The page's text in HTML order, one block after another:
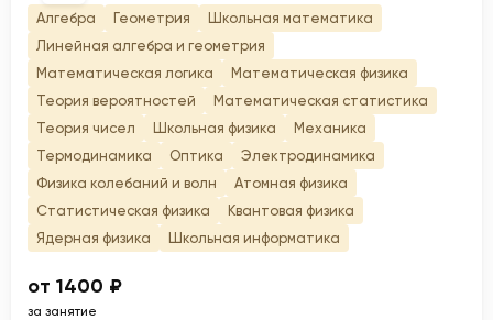
Алгебра Геометрия
Школьная математика
Линейная алгебра и геометрия
Математическая логика
Математическая физика
Теория вероятностей
Математическая статистика
Теория чисел
Школьная физика
Механика
Термодинамика
Оптика
Электродинамика
Физика колебаний и волн
Атомная физика
Статистическая физика
Квантовая физика
Ядерная физика
Школьная информатика
от 1400 ₽
за занятие